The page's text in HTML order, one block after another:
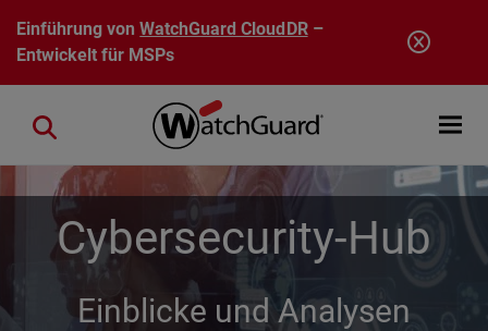
Direkt zum Inhalt
Einführung vonWatchGuard CloudDR–
Entwickelt für MSPs
Open
Close search
Cybersecurity-Hub
Einblicke und Analysen